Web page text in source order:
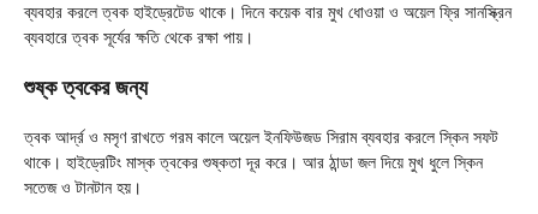
ব্যবহার করলে ত্বক হাইড্রেটেড থাকে। দিনে কয়েক বার মুখ ধোওয়া ও অয়েল ফ্রি সানস্ক্রিন
ব্যবহারে ত্বক সূর্যের ক্ষতি থেকে রক্ষা পায়।
শুষ্ক ত্বকের জন্য
ত্বক আর্দ্র ও মসৃণ রাখতে গরম কালে অয়েল ইনফিউজড সিরাম ব্যবহার করলে স্কিন সফট
থাকে। হাইড্রেটিং মাস্ক ত্বকের শুষ্কতা দূর করে। আর ঠান্ডা জল দিয়ে মুখ ধুলে স্কিন
সতেজ ও টানটান হয়।